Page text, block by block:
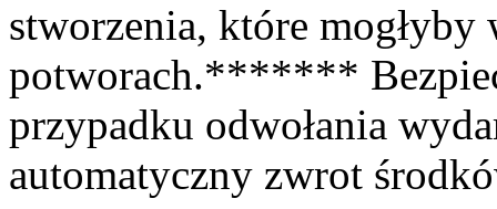
stworzenia, które
potworach.*******
przypadku odwołania
automatyczny zwrot